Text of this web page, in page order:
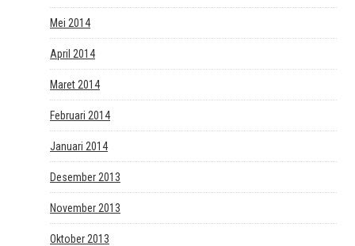
Mei 2014
April 2014
Maret 2014
Februari 2014
Januari 2014
Desember 2013
November 2013
Oktober 2013